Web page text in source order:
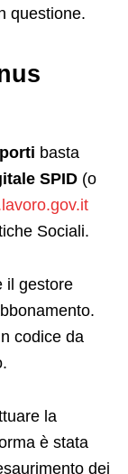
questione.
basta
SPID (o
Sociali.
il gestore
codice da
la
è stata
dei